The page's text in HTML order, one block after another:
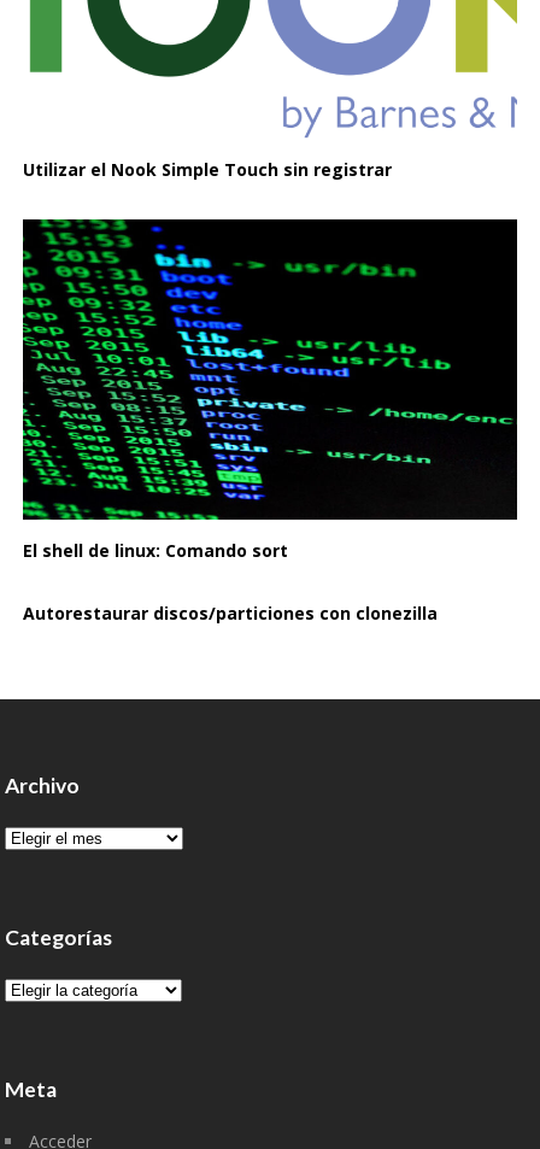
Utilizar el Nook Simple Touch sin registrar
El shell de linux: Comando sort
Autorestaurar discos/particiones con clonezilla
Archivo
Archivo
Categorías
Categorías
Meta
Acceder